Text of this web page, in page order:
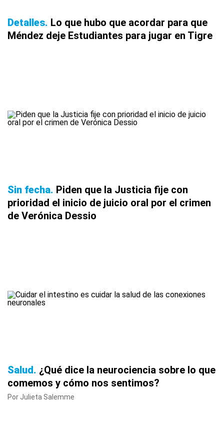
Detalles Lo que hubo que acordar para que
Méndez deje Estudiantes para jugar en Tigre
Sin fecha Piden que la Justicia fije con
prioridad el inicio de juicio oral por el crimen
de Verónica Dessio
Salud ¿Qué dice la neurociencia sobre lo que
comemos y cómo nos sentimos?
Por Julieta Salemme